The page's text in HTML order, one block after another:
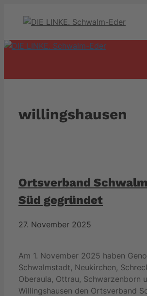
willingshausen
Ortsverband
Süd gegründet
27. November 2025
Am 1. November 2025 haben
Schwalmstadt, Neukirchen,
Oberaula, Ottrau, Schwarzenborn
Willingshausen den Ortsverband